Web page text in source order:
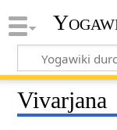
Vivarjana